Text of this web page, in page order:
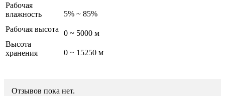
Рабочая
влажность
5% ~ 85%
Рабочая высота
0 ~ 5000 м
Высота
хранения
0 ~ 15250 м
Отзывов пока нет.